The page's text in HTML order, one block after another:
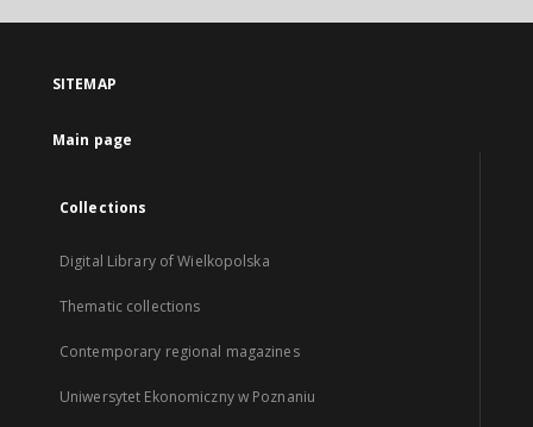
SITEMAP
Main page
Collections
Digital Library of Wielkopolska
Thematic collections
Contemporary regional magazines
Uniwersytet Ekonomiczny w Poznaniu